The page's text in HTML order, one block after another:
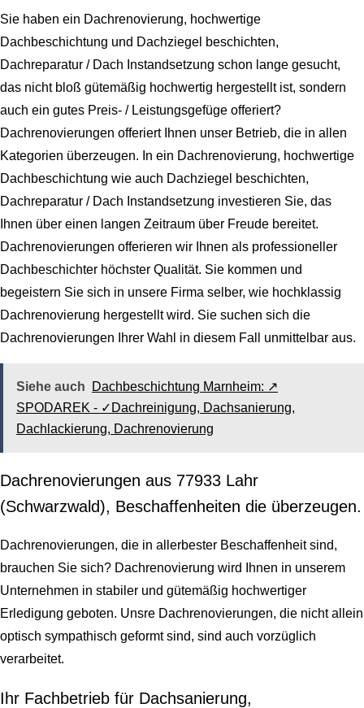
Sie haben ein Dachrenovierung, hochwertige
Dachbeschichtung und Dachziegel beschichten,
Dachreparatur / Dach Instandsetzung schon lange gesucht,
das nicht bloß gütemäßig hochwertig hergestellt ist, sondern
auch ein gutes Preis- / Leistungsgefüge offeriert?
Dachrenovierungen offeriert Ihnen unser Betrieb, die in allen
Kategorien überzeugen. In ein Dachrenovierung, hochwertige
Dachbeschichtung wie auch Dachziegel beschichten,
Dachreparatur / Dach Instandsetzung investieren Sie, das
Ihnen über einen langen Zeitraum über Freude bereitet.
Dachrenovierungen offerieren wir Ihnen als professioneller
Dachbeschichter höchster Qualität. Sie kommen und
begeistern Sie sich in unsere Firma selber, wie hochklassig
Dachrenovierung hergestellt wird. Sie suchen sich die
Dachrenovierungen Ihrer Wahl in diesem Fall unmittelbar aus.
Siehe auch
Dachbeschichtung Marnheim: ↗️
SPODAREK - ✓Dachreinigung, Dachsanierung,
Dachlackierung, Dachrenovierung
Dachrenovierungen aus 77933 Lahr
(Schwarzwald), Beschaffenheiten die überzeugen.
Dachrenovierungen, die in allerbester Beschaffenheit sind,
brauchen Sie sich? Dachrenovierung wird Ihnen in unserem
Unternehmen in stabiler und gütemäßig hochwertiger
Erledigung geboten. Unsre Dachrenovierungen, die nicht allein
optisch sympathisch geformt sind, sind auch vorzüglich
verarbeitet.
Ihr Fachbetrieb für Dachsanierung,